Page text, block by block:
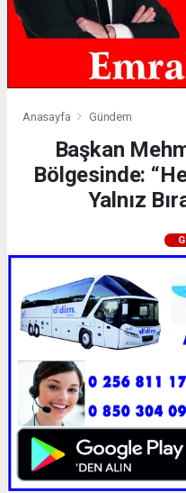
Anasayfa Gündem
Başkan
Bölgesinde:
Yalnız